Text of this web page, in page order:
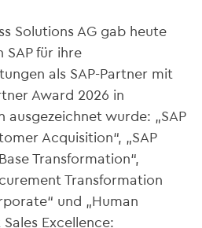
Solutions AG gab heute
SAP für ihre
als SAP-Partner mit
Award 2026 in
wurde: „SAP
Acquisition“, „SAP
Transformation“,
Transformation
und „Human
Excellence: